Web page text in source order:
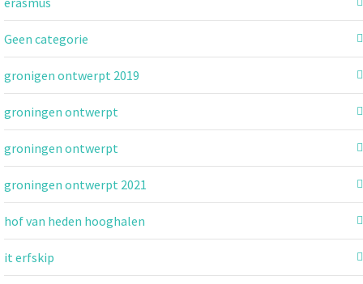
Geen categorie
gronigen ontwerpt 2019
groningen ontwerpt
groningen ontwerpt
groningen ontwerpt 2021
hof van heden hooghalen
it erfskip